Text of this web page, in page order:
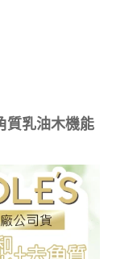
質乳油木機能